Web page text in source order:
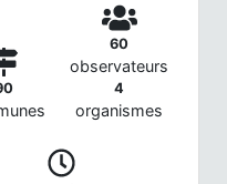
60
observateurs
4
organismes